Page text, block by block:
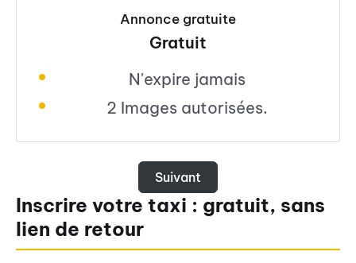
Annonce gratuite
Gratuit
N'expire jamais
2 Images autorisées.
Suivant
Inscrire votre taxi : gratuit, sans
lien de retour